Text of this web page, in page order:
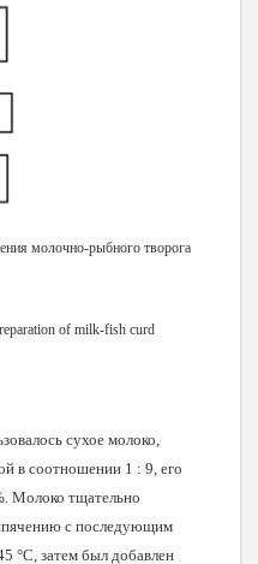
молочно-рыбного творога
of milk-fish curd
сухое молоко,
в соотношении 1 : 9, его
Молоко тщательно
с последующим
°С, затем был добавлен